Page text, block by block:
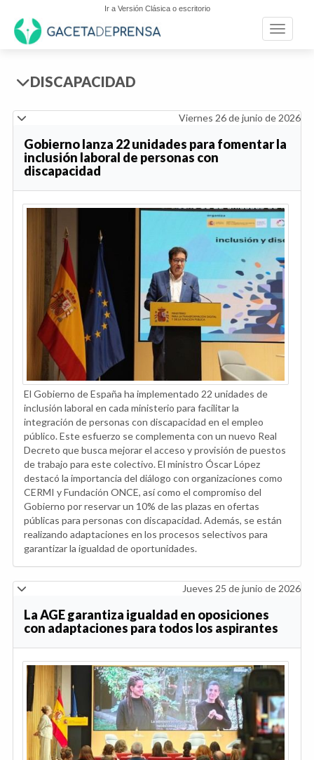
Ir a Versión Clásica o escritorio
Toggle
DISCAPACIDAD
Viernes 26 de junio de 2026
Gobierno lanza 22 unidades para fomentar la
inclusión laboral de personas con
discapacidad
El Gobierno de España ha implementado 22 unidades de
inclusión laboral en cada ministerio para facilitar la
integración de personas con discapacidad en el empleo
público. Este esfuerzo se complementa con un nuevo Real
Decreto que busca mejorar el acceso y provisión de puestos
de trabajo para este colectivo. El ministro Óscar López
destacó la importancia del diálogo con organizaciones como
CERMI y Fundación ONCE, así como el compromiso del
Gobierno por reservar un 10% de las plazas en ofertas
públicas para personas con discapacidad. Además, se están
realizando adaptaciones en los procesos selectivos para
garantizar la igualdad de oportunidades.
Jueves 25 de junio de 2026
La AGE garantiza igualdad en oposiciones
con adaptaciones para todos los aspirantes